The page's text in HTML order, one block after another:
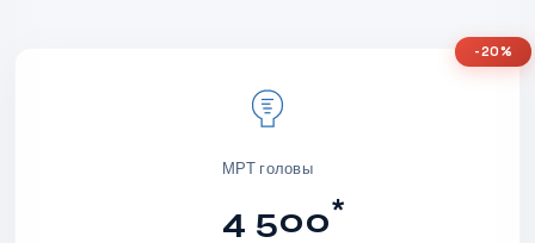
МРТ головы
4 500*
-20%